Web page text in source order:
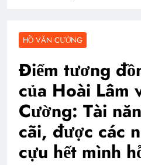
HỒ VĂN CƯỜNG
Điểm tương
của Hoài Lâm
Cường: Tài
cãi, được các
cựu hết mình